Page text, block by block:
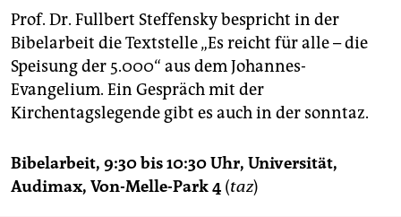
Prof. Dr. Fullbert Steffensky bespricht in der
Bibelarbeit die Textstelle „Es reicht für alle – die
Speisung der 5.000“ aus dem Johannes-
Evangelium. Ein Gespräch mit der
Kirchentagslegende gibt es auch in der sonntaz.
Bibelarbeit, 9:30 bis 10:30 Uhr, Universität,
Audimax, Von-Melle-Park 4 (taz)